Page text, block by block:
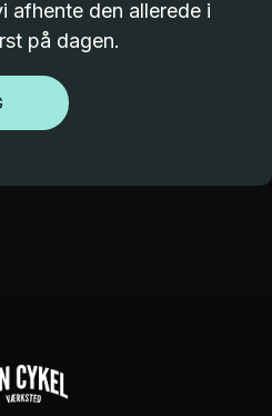
afhente den allerede i
på dagen.